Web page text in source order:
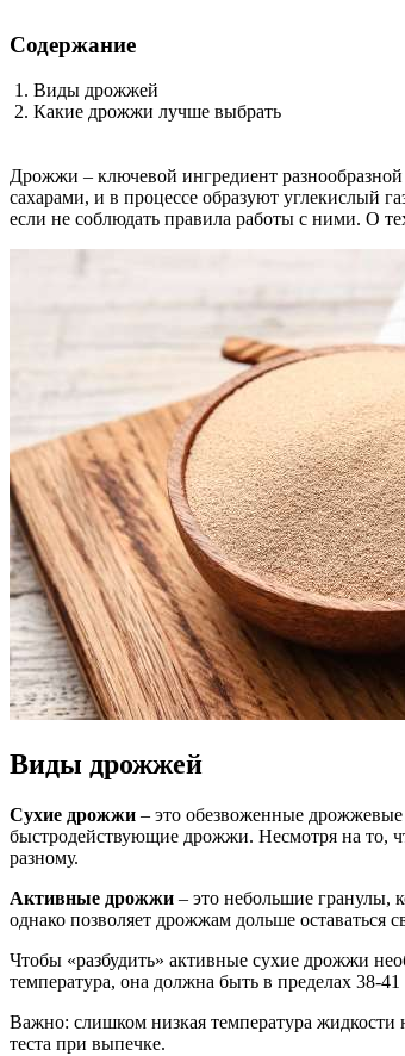
Содержание
Виды дрожжей
Какие дрожжи лучше выбрать
Дрожжи – ключевой ингредиент
сахарами, и в процессе образуют углекислый
если не соблюдать правила работы с ними. О
Виды дрожжей
Сухие дрожжи – это обезвоженные
быстродействующие дрожжи. Несмотря на то,
разному.
Активные дрожжи – это небольшие гранулы,
однако позволяет дрожжам дольше оставаться
Чтобы «разбудить» активные сухие дрожжи
температура, она должна быть в пределах 38-41
Важно: слишком низкая температура
теста при выпечке.